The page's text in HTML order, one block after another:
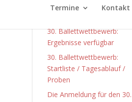
Termine Kontakt
Ballettwettbewerb ist
30. Ballettwettbewerb:
Ergebnisse verfügbar
30. Ballettwettbewerb:
Startliste / Tagesablauf /
Proben
Die Anmeldung für den 30.